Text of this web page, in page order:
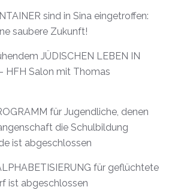
sind in Sina eingetroffen:
saubere Zukunft!
JÜDISCHEN LEBEN IN
HFH Salon mit Thomas
für Jugendliche, denen
die Schulbildung
ist abgeschlossen
für geflüchtete
ist abgeschlossen